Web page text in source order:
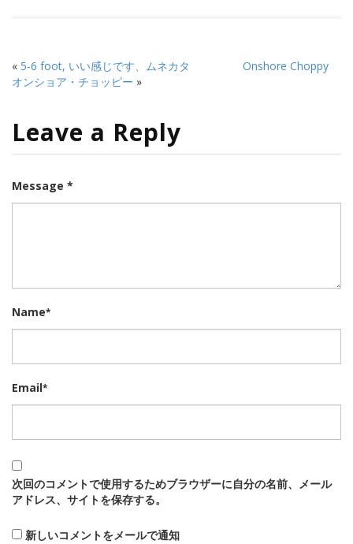
« 5-6 foot, いい感じです、ムネカタ
Onshore Choppy
オンショア・チョッピー »
Leave a Reply
Message *
Name*
Email*
次回のコメントで使用するためブラウザーに自分の名前、メール
アドレス、サイトを保存する。
新しいコメントをメールで通知